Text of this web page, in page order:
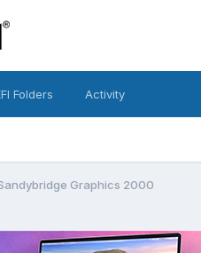
Folders Activity
Graphics 2000